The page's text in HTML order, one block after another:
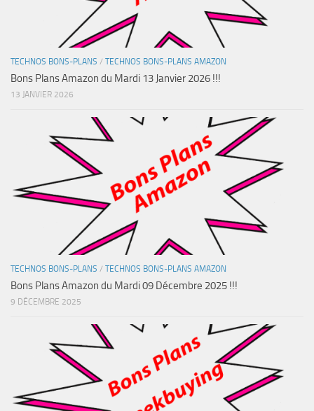
TECHNOS BONS-PLANS / TECHNOS BONS-PLANS AMAZON
Bons Plans Amazon du Mardi 13 Janvier 2026 !!!
13 JANVIER 2026
TECHNOS BONS-PLANS / TECHNOS BONS-PLANS AMAZON
Bons Plans Amazon du Mardi 09 Décembre 2025 !!!
9 DÉCEMBRE 2025